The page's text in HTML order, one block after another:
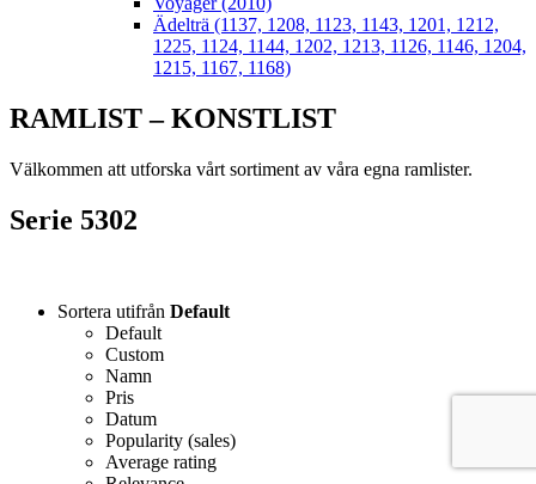
Ädelträ (1137, 1208, 1123, 1143, 1201, 1212,
1225, 1124, 1144, 1202, 1213, 1126, 1146, 1204,
1215, 1167, 1168)
RAMLIST – KONSTLIST
Välkommen att utforska vårt sortiment av våra egna ramlister.
Serie 5302
Sortera utifrån Default
Default
Custom
Namn
Pris
Datum
Popularity (sales)
Average rating